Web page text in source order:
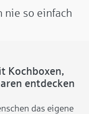
nie so einfach
Kochboxen,
entdecken
das eigene